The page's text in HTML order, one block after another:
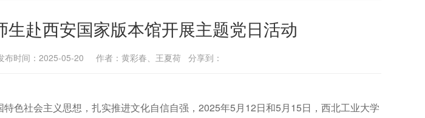
生赴西安国家版本馆开展主题党日活动
布时间：2025-05-20 作者：黄彩春、王夏荷 分享到：
色社会主义思想，扎实推进文化自信自强，2025年5月12日和5月15日，西北工业大学